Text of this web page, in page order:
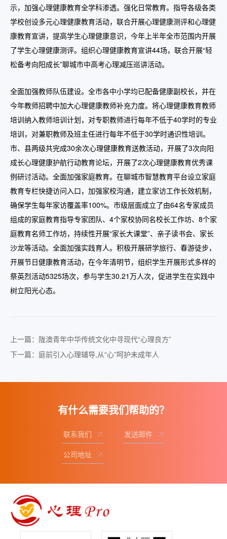
示，加强心理健康教育全学科渗透。强化日常教育。指导各级各类
学校创设多元心理健康教育活动，联合开展心理健康测评和心理健
康教育宣讲，提高学生心理健康意识，今年上半年全市范围内开展
了学生心理健康测评。组织心理健康教育宣讲44场，联合开展“轻
松备考向阳成长”聊城市中高考心理减压巡讲活动。
全面加强教师队伍建设。全市各中小学均已配备健康副校长，并在
今年教师招聘中加大心理健康教师补充力度。将心理健康教育教师
培训纳入教师培训计划，对专职教师进行每年不低于40学时的专业
培训，对兼职教师及班主任进行每年不低于30学时通识性培训。
市、县两级共完成30余次心理健康教育送教活动，开展了3次向阳
成长心理健康护航行动教育论坛，开展了2次心理健康教育优秀课
例研讨活动。全面加强家庭教育。在聊城市智慧教育平台设立家庭
教育专栏快捷访问入口，加强家校沟通，建立家访工作长效机制，
确保学生每年家访覆盖率100%。市级层面成立了由64名专家成员
组成的家庭教育指导专家团队、4个家校协同名校长工作坊、8个家
庭教育名师工作坊，持续性开展“家长大课堂”、亲子读书会、家长
沙龙等活动。全面加强实践育人。积极开展研学旅行、春游徒步，
开展节日健康教育活动，在今年清明节，组织学生开展形式多样的
祭英烈活动5325场次，参与学生30.21万人次，促进学生在实践中
树立阳光心态。
上一篇：陇澳青年中华传统文化中寻现代“心理良方”
下一篇：庭前引入心理辅导,从“心”呵护未成年人
有什么需要我们帮助的？
联系我们
发送邮件
公司地址